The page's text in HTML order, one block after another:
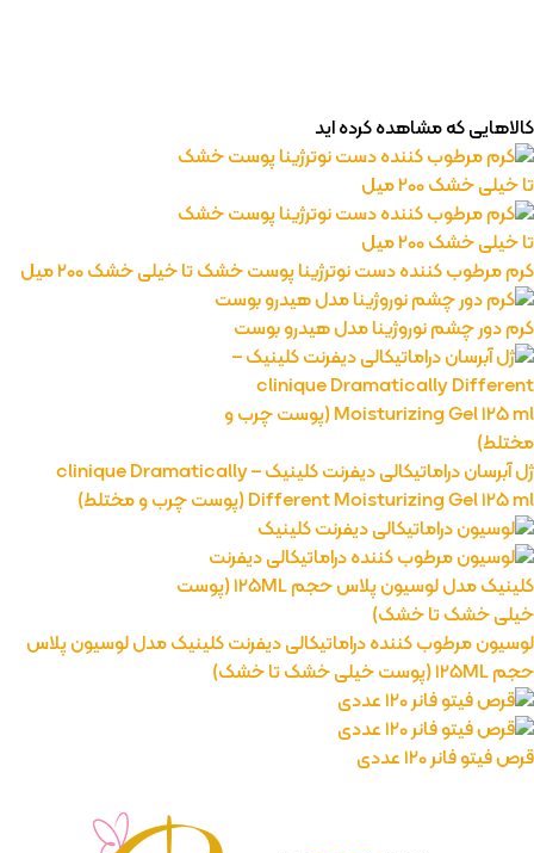
تومان
3,802,799 تومان
3,802,800 تومان
اعمال فیلتر قیمت
وضعیت کالا
نمایش کالاهای موجود
فیلتر بر اساس برند:
medicube5
فیلتر بر اساس دسته بندی:
آرایشی و بهداشتی
رژ لب مدادی لچیک
مرتب‌سازی محصولات
مرتب‌سازی:
پیش‌فرضمحبوب‌ترین
موجودها اول
کالاهایی که مشاهده کرده اید
کرم مرطوب کننده دست نوترژینا پوست خشک تا خیلی خشک 200 میل
کرم دور چشم نوروژینا مدل هیدرو بوست
ژل آبرسان دراماتیکالی دیفرنت کلینیک – clinique Dramatically
Different Moisturizing Gel 125 ml (پوست چرب و مختلط)
لوسیون مرطوب کننده دراماتیکالی دیفرنت کلینیک مدل لوسیون پلاس
حجم 125ML (پوست خیلی خشک تا خشک)
قرص فیتو فانر 120 عددی